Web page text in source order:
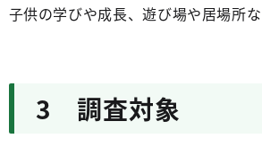
子供の学びや成長、遊び場や居場所
3 調査対象